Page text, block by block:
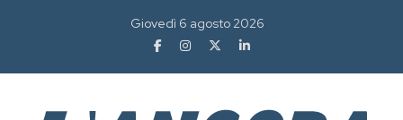
Giovedì 6 agosto 2026